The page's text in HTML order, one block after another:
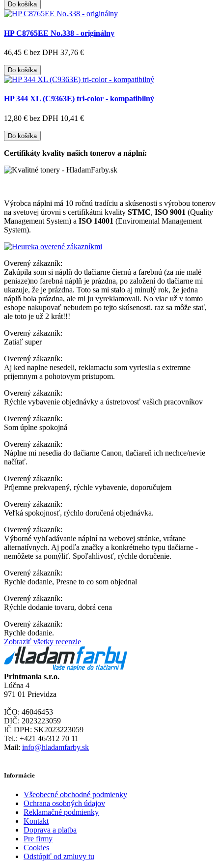
Do košíka
HP C8765EE No.338 - originálny
46,45 € bez DPH 37,76 €
Do košíka
HP 344 XL (C9363E) tri-color - kompatibilný
12,80 € bez DPH 10,41 €
Do košíka
Certifikáty kvality našich tonerov a náplní:
Výrobca náplni má 10 ročnú tradíciu a skúsenosti s výrobou tonerov
na svetovej úrovni s certifikátmi kvality STMC, ISO 9001 (Quality
Management System) a ISO 14001 (Enviromental Management
System).
Overený zákazník:
Zakúpila som si náplň do tlačiarne čiernú a farebnú (za nie malé
peniaze)no farebná náplň je prázdna, po založení do tlačiarne mi
ukazuje, že je prázdna. Toto sa mi stalo aj minulý rok, že jedna
náplň bola prázdna, ale mi ju vyreklamovali. No viac už v tomto
eshope nakupovať nebudem po tejto skúsenosti. raz sa môže stať,
ale toto je už 2 krát!!!
Overený zákazník:
Zatiaľ super
Overený zákazník:
Aj ked naplne nesedeli, reklamaciu som vyriesila s extremne
prijemnym a pohotovym pristupom.
Overený zákazník:
Rýchle vybavenie objednávky a ústretovosť vašich pracovníkov
Overený zákazník:
Som úplne spokojná
Overený zákazník:
Náplne mi nesedia do tlačiarne Canon, tlačiareň ich nechce/nevie
načítať.
Overený zákazník:
Príjemne prekvapený, rýchle vybavenie, doporučujem
Overený zákazník:
Veľká spokojnosť, rýchlo doručená objednávka.
Overený zákazník:
Výborné vyhľadávanie náplní na webovej stránke, vrátane
alternatívnych. Aj podľa značky a konkrétneho typu tlačiarne -
nemôžete sa pomýliť. Spoľahlivosť, rýchle doručenie.
Overený zákazník:
Rychle dodanie, Presne to co som objednal
Overený zákazník:
Rýchle dodanie tovaru, dobrá cena
Overený zákazník:
Rychle dodanie.
Zobraziť všetky recenzie
Printmania s.r.o.
Lúčna 4
971 01 Prievidza
IČO: 46046453
DIČ: 2023223059
IČ DPH: SK2023223059
Tel.: +421 46/312 70 11
Mail: info@hladamfarby.sk
Informácie
Všeobecné obchodné podmienky
Ochrana osobných údajov
Reklamačné podmienky
Kontakt
Doprava a platba
Pre firmy
Cookies
Odstúpiť od zmluvy tu